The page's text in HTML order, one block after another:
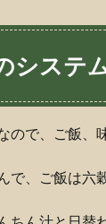
システ
ので、ご飯、
で、ご飯は六